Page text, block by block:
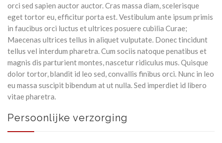
orci sed sapien auctor auctor. Cras massa diam, scelerisque
eget tortor eu, efficitur porta est. Vestibulum ante ipsum primis
in faucibus orci luctus et ultrices posuere cubilia Curae;
Maecenas ultrices tellus in aliquet vulputate. Donec tincidunt
tellus vel interdum pharetra. Cum sociis natoque penatibus et
magnis dis parturient montes, nascetur ridiculus mus. Quisque
dolor tortor, blandit id leo sed, convallis finibus orci. Nunc in leo
eu massa suscipit bibendum at ut nulla. Sed imperdiet id libero
vitae pharetra.
Persoonlijke verzorging